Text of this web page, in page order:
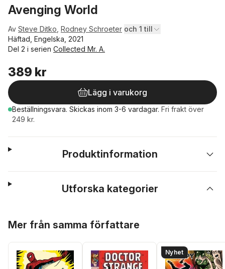
Avenging World
Av Steve Ditko Rodney Schroeter och 1 till
Häftad, Engelska, 2021
Del 2 i serien Collected Mr. A.
389 kr
Lägg i varukorg
Beställningsvara. Skickas inom 3-6 vardagar. Fri frakt över
249 kr.
Produktinformation
Utforska kategorier
Mer från samma författare
Nyhet